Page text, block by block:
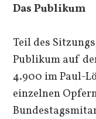
Das Publikum
Teil des
Publikum auf
4.900 im Paul-
einzelnen